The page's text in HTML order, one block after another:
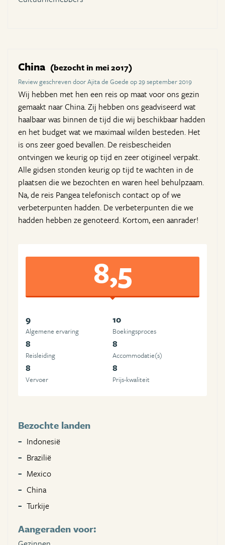
China (bezocht in mei 2017)
Review geschreven door Ajita de Goede op 29 september 2019
Wij hebben met hen een reis op maat voor ons gezin
gemaakt naar China. Zij hebben ons geadviseerd wat
haalbaar was binnen de tijd die wij beschikbaar hadden
en het budget wat we maximaal wilden besteden. Het
is ons zeer goed bevallen. De reisbescheiden
ontvingen we keurig op tijd en zeer otigineel verpakt.
Alle gidsen stonden keurig op tijd te wachten in de
plaatsen die we bezochten en waren heel behulpzaam.
Na, de reis Pangea telefonisch contact op of we
verbeterpunten hadden. De verbeterpunten die we
hadden hebben ze genoteerd. Kortom, een aanrader!
8,5
9
Algemene ervaring
10
Boekingsproces
8
Reisleiding
8
Accommodatie(s)
8
Vervoer
8
Prijs-kwaliteit
Bezochte landen
Indonesië
Brazilië
Mexico
China
Turkije
Aangeraden voor: